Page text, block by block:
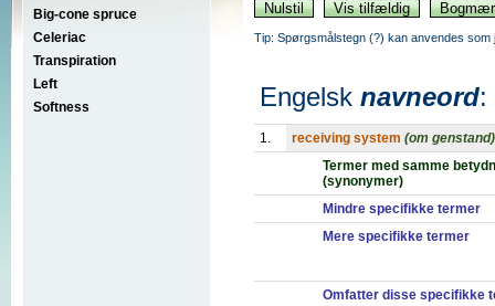
Big-cone spruce
Celeriac
Transpiration
Left
Softness
Tip: Spørgsmålstegn (?) kan anvendes
Engelsk navneord:
1. receiving system (om genstand)
Termer med samme
(synonymer)
Mindre specifikke termer
Mere specifikke termer
Omfatter disse specifikke